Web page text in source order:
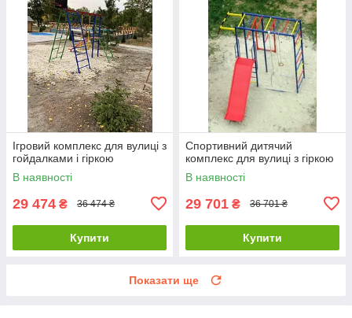
Ігровий комплекс для вулиці з
гойдалками і гіркою
В наявності
29 474 ₴ 36 474 ₴
Купити
Спортивний дитячий
комплекс для вулиці з гіркою
В наявності
29 701 ₴ 36 701 ₴
Купити
Показати ще